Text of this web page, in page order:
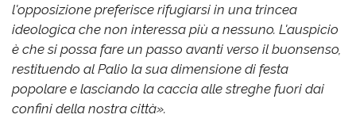
l'opposizione preferisce rifugiarsi in una trincea
ideologica che non interessa più a nessuno. L'auspicio
è che si possa fare un passo avanti verso il buonsenso,
restituendo al Palio la sua dimensione di festa
popolare e lasciando la caccia alle streghe fuori dai
confini della nostra città».